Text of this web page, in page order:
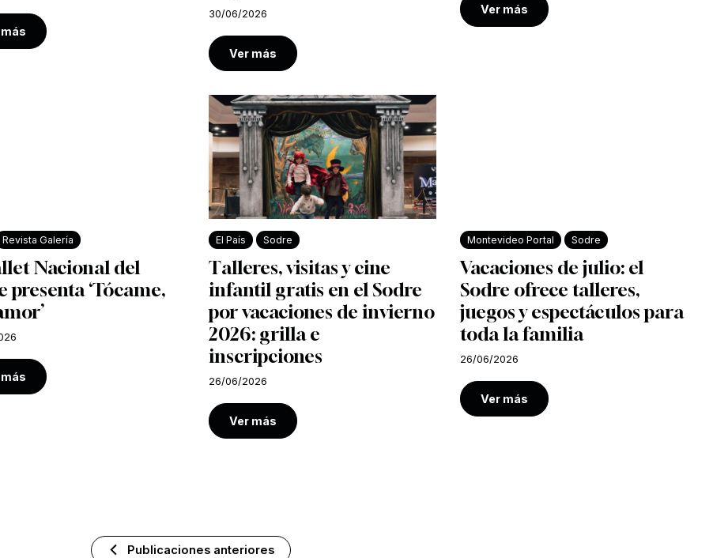
30/06/2026
Ver más
Ver más
Revista Galería
Nacional del
presenta ‘Tócame,
El País Sodre
Talleres, visitas y cine
infantil gratis en el Sodre
por vacaciones de invierno
2026: grilla e
inscripciones
26/06/2026
Ver más
Montevideo Portal Sodre
Vacaciones de julio: el
Sodre ofrece talleres,
juegos y espectáculos para
toda la familia
26/06/2026
Ver más
Publicaciones anteriores